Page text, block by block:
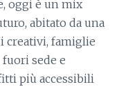
oggi è un mix
abitato da una
creativi, famiglie
sede e
più accessibili